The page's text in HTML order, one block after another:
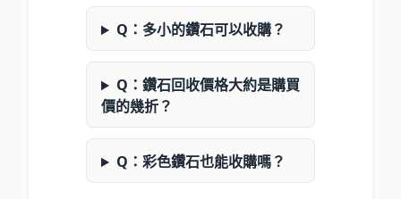
Q：多小的鑽石可以收購？
Q：鑽石回收價格大約是購買
價的幾折？
Q：彩色鑽石也能收購嗎？